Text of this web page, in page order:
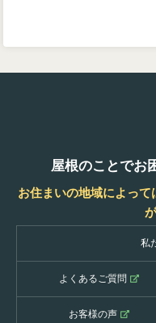
屋根のことでお
お住まいの地域によっ
私
よくあるご質問
お客様の声